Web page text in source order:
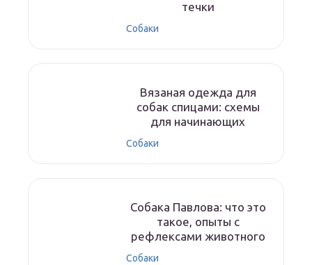
течки
Собаки
Вязаная одежда для
собак спицами: схемы
для начинающих
Собаки
Собака Павлова: что это
такое, опыты с
рефлексами животного
Собаки